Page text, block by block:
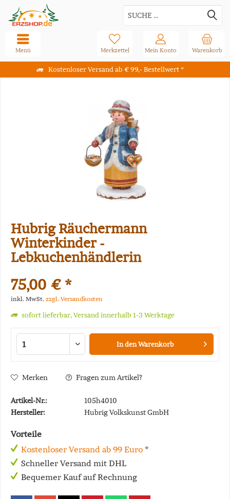
Kostenloser Versand ab € 99,- Bestellwert *
Warenkorb
Merkzettel Mein Konto
Menü
Hubrig Räuchermann
Winterkinder -
Lebkuchenhändlerin
75,00 € *
inkl. MwSt. zzgl. Versandkosten
sofort lieferbar, Versand innerhalb 1-3 Werktage
In denWarenkorb
Merken Fragen zum Artikel?
Artikel-Nr.:
105h4010
Hersteller:
Hubrig Volkskunst GmbH
Vorteile
Kostenloser Versand ab 99 Euro *
Schneller Versand mit DHL
Bequemer Kauf auf Rechnung